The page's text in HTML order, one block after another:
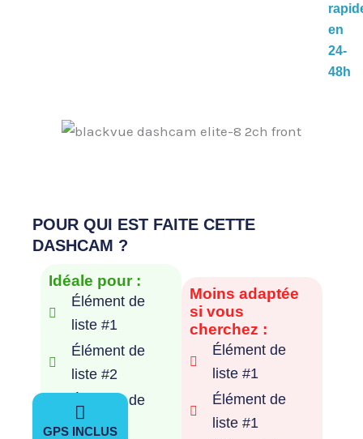
GPS INCLUS
FULL HD
en
24-
48h
POUR QUI EST FAITE CETTE
DASHCAM ?
Idéale pour :
Élément de
liste #1
Élément de
liste #2
Élément de
liste #3
Moins adaptée
si vous
cherchez :
Élément de
liste #1
Élément de
liste #1